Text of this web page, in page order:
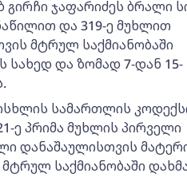
ჯაფარიძეს ბრალი
და 319-ე მუხლით
მტრულ საქმიანობაში
სახედ და ზომად 7-დან 15-
სამართლის
ე პრიმა მუხლის პირველი
დანაშაულისთვის
საქმიანობაში